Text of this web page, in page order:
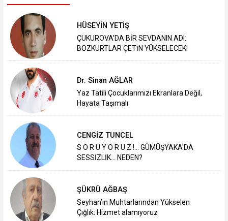
HÜSEYİN YETİŞ
ÇUKUROVA’DA BİR SEVDANIN ADI:
BOZKURTLAR ÇETİN YÜKSELECEK!
Dr. Sinan AĞLAR
Yaz Tatili Çocuklarımızı Ekranlara Değil,
Hayata Taşımalı
CENGİZ TUNCEL
S O R U Y O R U Z !... GÜMÜŞYAKA'DA
SESSİZLİK... NEDEN?
ŞÜKRÜ AĞBAŞ
Seyhan’ın Muhtarlarından Yükselen
Çığlık: Hizmet alamıyoruz